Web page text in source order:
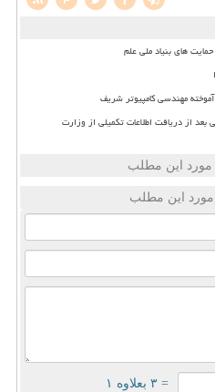
های بنیاد ملی علم
مهندسی کامپیوتر شریف
بعد از دریافت اطلاعات تکمیلی از وزارت
مورد این مطلب
این مطلب
= ۳ بعلاوه ۱